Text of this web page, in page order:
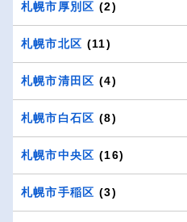
札幌市厚別区 (2)
札幌市北区 (11)
札幌市清田区 (4)
札幌市白石区 (8)
札幌市中央区 (16)
札幌市手稲区 (3)